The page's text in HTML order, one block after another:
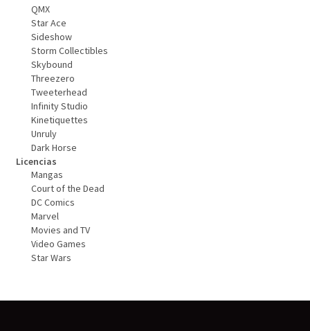
QMX
Star Ace
Sideshow
Storm Collectibles
Skybound
Threezero
Tweeterhead
Infinity Studio
Kinetiquettes
Unruly
Dark Horse
Licencias
Mangas
Court of the Dead
DC Comics
Marvel
Movies and TV
Video Games
Star Wars